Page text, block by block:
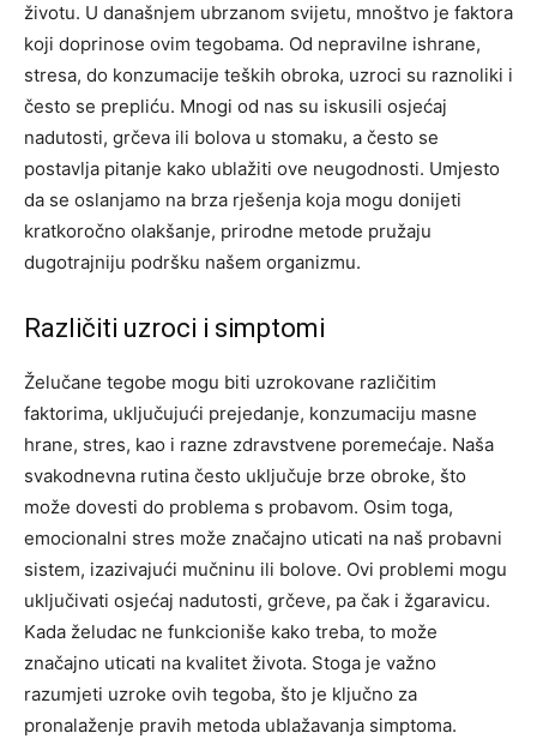
životu. U današnjem ubrzanom svijetu, mnoštvo je faktora
koji doprinose ovim tegobama. Od nepravilne ishrane,
stresa, do konzumacije teških obroka, uzroci su raznoliki i
često se prepliću. Mnogi od nas su iskusili osjećaj
nadutosti, grčeva ili bolova u stomaku, a često se
postavlja pitanje kako ublažiti ove neugodnosti. Umjesto
da se oslanjamo na brza rješenja koja mogu donijeti
kratkoročno olakšanje, prirodne metode pružaju
dugotrajniju podršku našem organizmu.
Različiti uzroci i simptomi
Želučane tegobe mogu biti uzrokovane različitim
faktorima, uključujući prejedanje, konzumaciju masne
hrane, stres, kao i razne zdravstvene poremećaje. Naša
svakodnevna rutina često uključuje brze obroke, što
može dovesti do problema s probavom. Osim toga,
emocionalni stres može značajno uticati na naš probavni
sistem, izazivajući mučninu ili bolove. Ovi problemi mogu
uključivati osjećaj nadutosti, grčeve, pa čak i žgaravicu.
Kada želudac ne funkcioniše kako treba, to može
značajno uticati na kvalitet života. Stoga je važno
razumjeti uzroke ovih tegoba, što je ključno za
pronalaženje pravih metoda ublažavanja simptoma.